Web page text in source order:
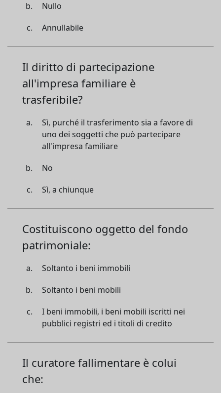
Nullo
Annullabile
Il diritto di partecipazione
all'impresa familiare è
trasferibile?
Sì, purché il trasferimento sia a favore di
uno dei soggetti che può partecipare
all'impresa familiare
No
Sì, a chiunque
Costituiscono oggetto del fondo
patrimoniale:
Soltanto i beni immobili
Soltanto i beni mobili
I beni immobili, i beni mobili iscritti nei
pubblici registri ed i titoli di credito
Il curatore fallimentare è colui
che: